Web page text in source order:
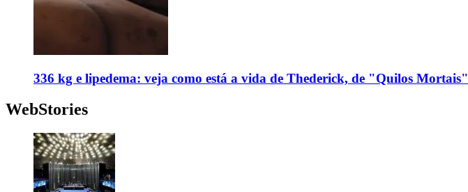
336 kg e lipedema: veja como está a vida de Thederick, de "Quilos Mortais"
WebStories